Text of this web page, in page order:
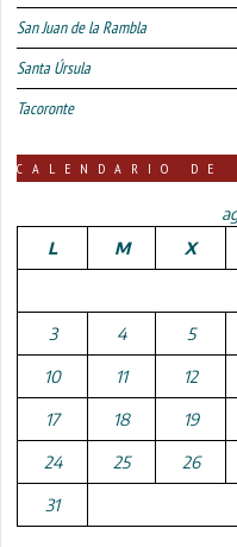
San Juan de la Rambla
Santa Úrsula
Tacoronte
CALENDARIO DE
L
M X
3 4 5
10 11 12
17 18 19
24 25 26
31